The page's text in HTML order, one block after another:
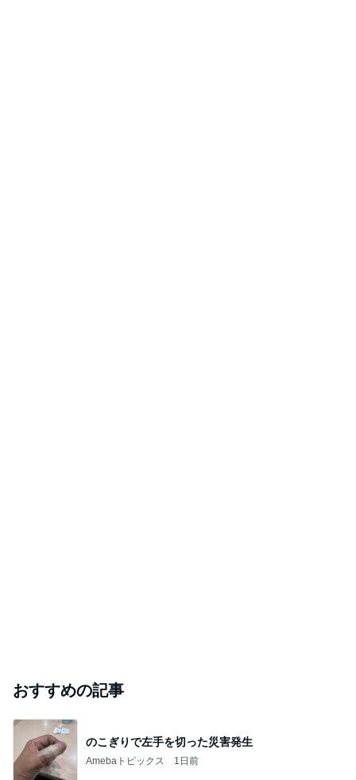
おすすめの記事
のこぎりで左手を切った災害発生
Amebaトピックス 1日前